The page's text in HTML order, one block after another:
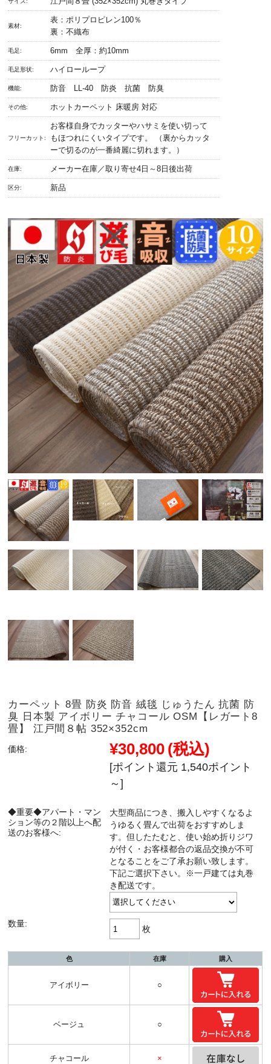
素材:
表：ポリプロピレン100％
裏：不織布
毛足: 6mm 全厚：約10mm
毛足形状: ハイローループ
機能: 防音 LL-40 防炎 抗菌 防臭
その他: ホットカーペット 床暖房 対応
フリーカット:
お客様自身でカッターやハサミを使い切って
もほつれにくいタイプです。 （裏からカッタ
ーで切るのが一番綺麗に切れます。）
在庫: メーカー在庫／取り寄せ4日～8日後出荷
区分: 新品
カーペット 8畳 防炎 防音 絨毯 じゅうたん 抗菌 防
臭 日本製 アイボリー チャコール OSM【レガート8
畳】 江戸間８帖 352×352cm
価格: ¥30,800 (税込)
[ポイント還元 1,540ポイント
～]
◆重要◆アパート・マン
ション等の２階以上へ配
送のお客様へ:
大型商品につき、搬入しやすくなるよ
うゆるく畳んで出荷をおすすめしま
す。但したたむと、使い始め折りジワ
が付く・お客様都合の返品交換が不可
となることをご了承お願い致します。
下記ご選択下さい。※一戸建ては丸巻
き配送です。
数量:
枚
色 在庫 購入
アイボリー ○
ベージュ ○
チャコール ×